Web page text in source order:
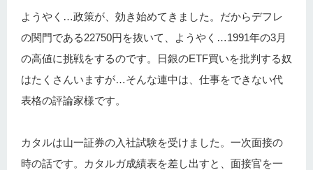
ようやく…政策が、効き始めてきました。だからデフレ
の関門である22750円を抜いて、ようやく…1991年の3月
の高値に挑戦をするのです。日銀のETF買いを批判する奴
はたくさんいますが…そんな連中は、仕事をできない代
表格の評論家様です。
カタルは山一証券の入社試験を受けました。一次面接の
時の話です。カタルガ成績表を差し出すと、面接官を一